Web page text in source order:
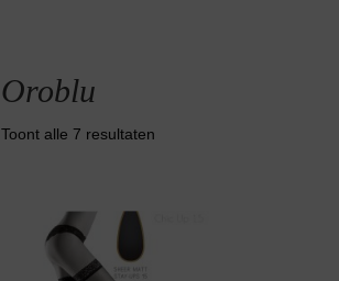
Oroblu
Toont alle 7 resultaten